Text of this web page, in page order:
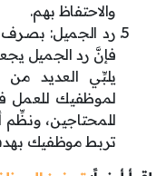
والاحتفاظ بهم.
رد الجميل: بصرف
فإنَّ رد الجميل
يلبِّي العديد من
لموظفيك للعمل
للمحتاجين، ونظِّم
تربط موظفيك